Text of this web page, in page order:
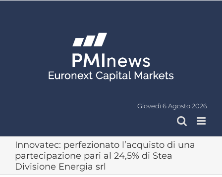
Giovedì 6 Agosto 2026
Innovatec: perfezionato l’acquisto di una
partecipazione pari al 24,5% di Stea
Divisione Energia srl